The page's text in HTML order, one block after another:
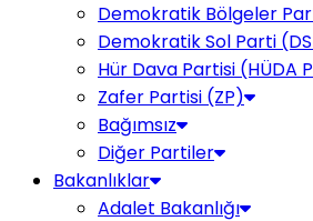
Demokratik Bölgeler
Demokratik Sol Parti
Hür Dava Partisi (HÜDA
Zafer Partisi (ZP)
Bağımsız
Diğer Partiler
Bakanlıklar
Adalet Bakanlığı